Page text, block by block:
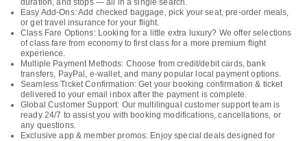
duration, and stops — all in a single search.
Easy Add-Ons: Add checked baggage, pick your seat, pre-order meals,
or get travel insurance for your flight.
Class Fare Options: Looking for a little extra luxury? We offer selections
of class fare from economy to first class for a more premium flight
experience.
Multiple Payment Methods: Choose from credit/debit cards, bank
transfers, PayPal, e-wallet, and many popular local payment options.
Seamless Ticket Confirmation: Get your booking confirmation & ticket
delivered to your email inbox after the payment is complete.
Global Customer Support: Our multilingual customer support team is
ready 24/7 to assist you with booking modifications, cancellations, or
any questions.
Exclusive app & member promos: Enjoy special deals designed for